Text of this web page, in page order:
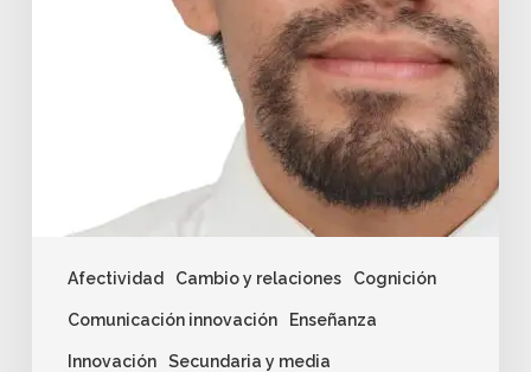
Afectividad Cambio y relaciones Cognición
Comunicación innovación Enseñanza
Innovación Secundaria y media